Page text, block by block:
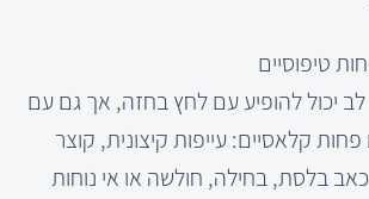
טיפוסיים
יכול להופיע עם לחץ בחזה, אך גם עם
קלאסיים: עייפות קיצונית, קוצר
בלסת, בחילה, חולשה או אי נוחות